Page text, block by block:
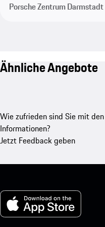
Porsche Zentrum Darmstadt
Ähnliche Angebote
Wie zufrieden sind Sie mit
Informationen?
Jetzt Feedback geben